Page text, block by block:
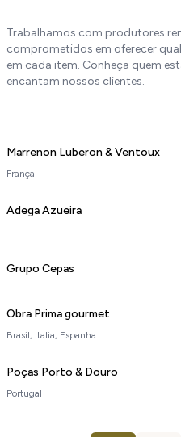
Trabalhamos com produtores
comprometidos em oferecer
em cada item. Conheça quem
encantam nossos clientes.
Marrenon Luberon & Ventoux
França
Adega Azueira
Grupo Cepas
Obra Prima gourmet
Brasil, Italia, Espanha
Poças Porto & Douro
Portugal